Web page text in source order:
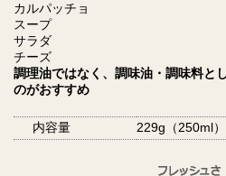
カルパッチョ
スープ
サラダ
チーズ
調理油ではなく、調味油・調味料と
のがおすすめ
内容量 229g（250ml）